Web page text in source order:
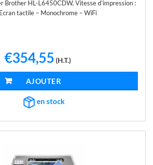
Brother HL-L6450CDW, Vitesse d’impression :
tactile – Monochrome – WiFi
Le
prix
initial
était :
€412,40.
€354,55prix
actuel
est :
€354,55.
(H.T.)
AJOUTER AU PANIER
en stock